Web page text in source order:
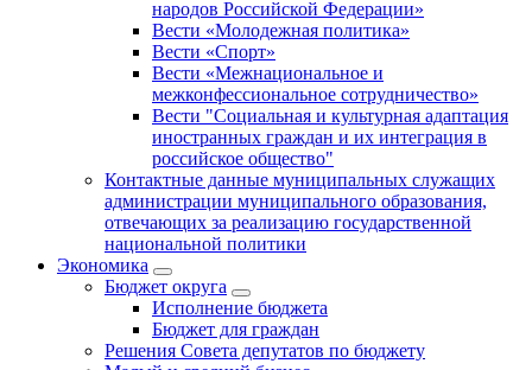
народов Российской Федерации»
Вести «Молодежная политика»
Вести «Спорт»
Вести «Межнациональное и
межконфессиональное сотрудничество»
Вести "Социальная и культурная адаптация
иностранных граждан и их интеграция в
российское общество"
Контактные данные муниципальных служащих
администрации муниципального образования,
отвечающих за реализацию государственной
национальной политики
Экономика
Бюджет округa
Исполнение бюджета
Бюджет для граждан
Решения Совета депутатов по бюджету